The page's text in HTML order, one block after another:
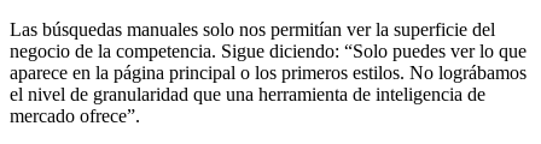
Las búsquedas manuales solo nos permitían ver la superficie del
negocio de la competencia. Sigue diciendo: “Solo puedes ver lo que
aparece en la página principal o los primeros estilos. No lográbamos
el nivel de granularidad que una herramienta de inteligencia de
mercado ofrece”.